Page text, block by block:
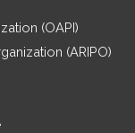
(OAPI)
(ARIPO)